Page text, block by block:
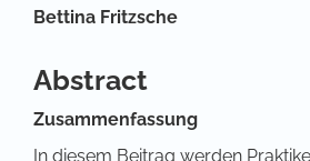
Hauptsächlicher
Bettina Fritzsche
Abstract
Zusammenfassung
In diesem Beitrag werden